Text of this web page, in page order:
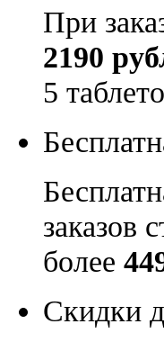
При
2190
5
заказов
более
Скидки